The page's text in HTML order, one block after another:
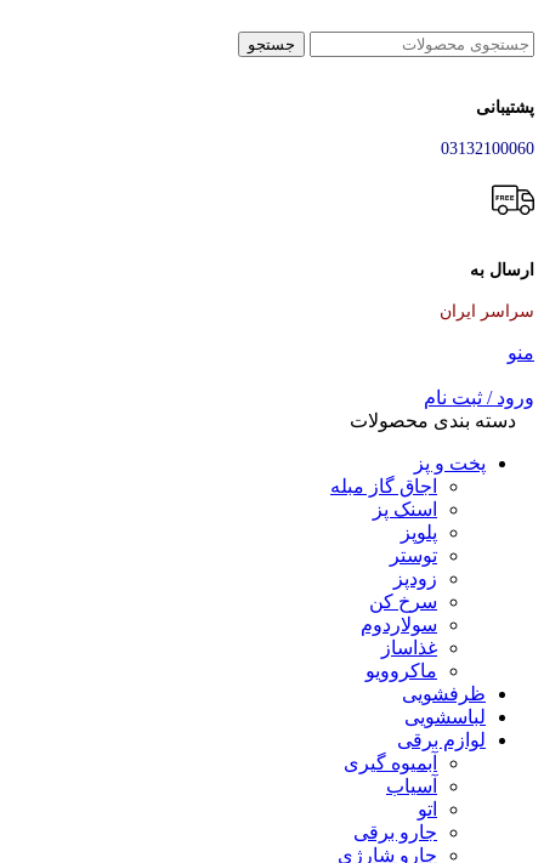
جستجو
پشتیبانی
03132100060
ارسال به
سراسر ایران
منو
ورود / ثبت نام
دسته بندی محصولات
پخت و پز
اجاق گاز مبله
اسنک پز
پلوپز
توستر
زودپز
سرخ کن
سولاردوم
غذاساز
ماکروویو
ظرفشویی
لباسشویی
لوازم برقی
آبمیوه گیری
آسیاب
اتو
جارو برقی
جارو شارژی